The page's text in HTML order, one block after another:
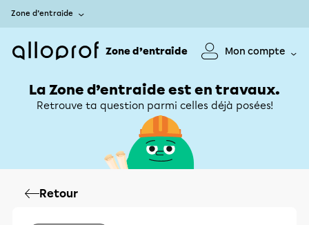
Zone d’entraide
Zone d’entraide Mon compte
La Zone d’entraide est en travaux.
Retrouve ta question parmi celles déjà posées!
Retour